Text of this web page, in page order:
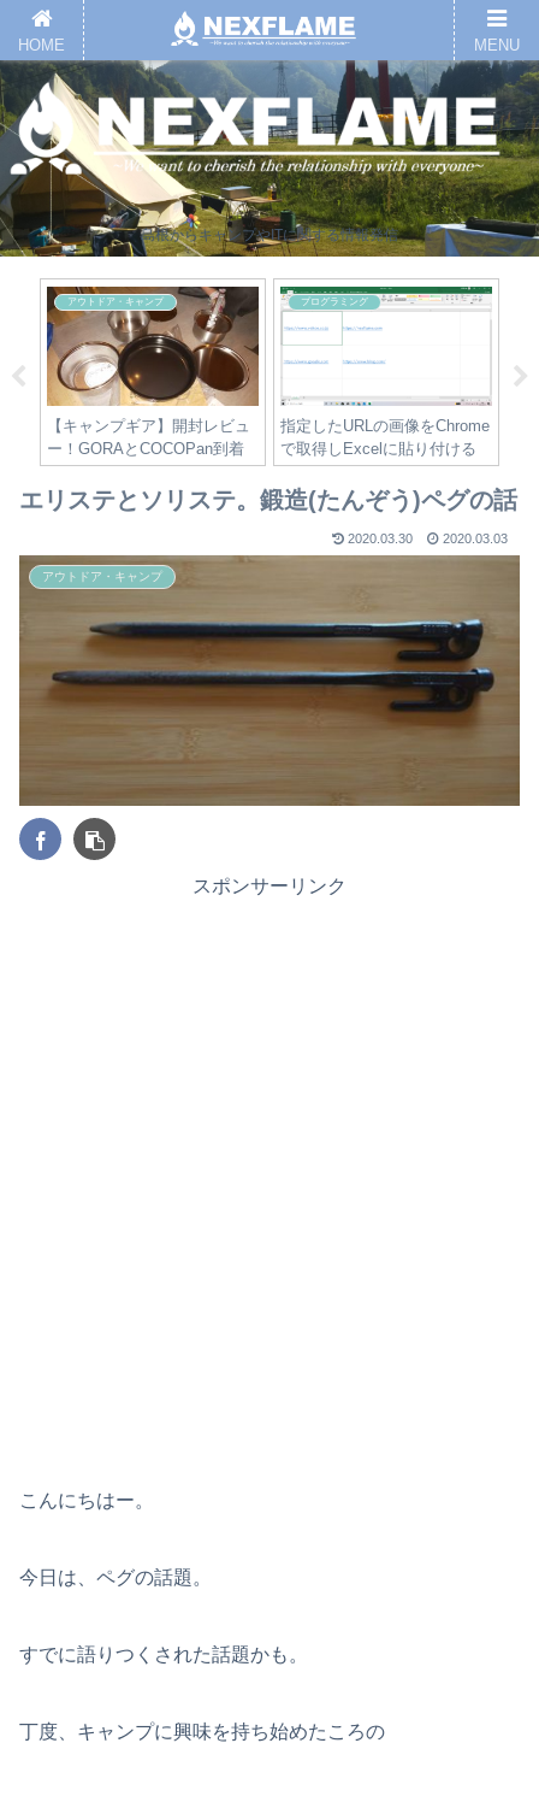
島根からキャンプやITに関する情報発信
アウトドア・キャンプ
【キャンプギア】開封レビュ
ー！GORAとCOCOPan到着
しました。
プログラミング
指定したURLの画像をChrome
で取得しExcelに貼り付ける
み
編
エリステとソリステ。鍛造(たんぞう)ペグの話
2020.03.30 2020.03.03
アウトドア・キャンプ
スポンサーリンク
こんにちはー。
今日は、ペグの話題。
すでに語りつくされた話題かも。
丁度、キャンプに興味を持ち始めたころの
HOME MENU